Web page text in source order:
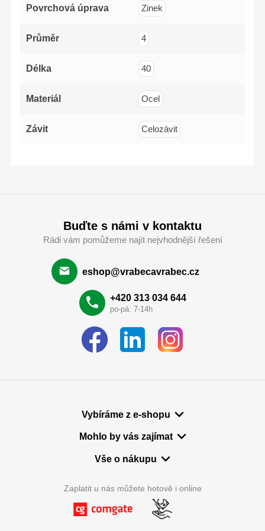
Povrchová úprava Zinek
Průměr 4
Délka 40
Materiál Ocel
Závit Celozávit
Buďte s námi v kontaktu
Rádi vám pomůžeme najít nejvhodnější řešení
eshop@vrabecavrabec.cz
+420 313 034 644
po-pá: 7-14h
Vybíráme z e-shopu
Mohlo by vás zajímat
Vše o nákupu
Zaplatit u nás můžete hotově i online